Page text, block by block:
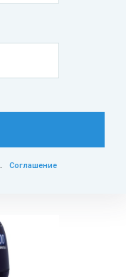
Соглашение